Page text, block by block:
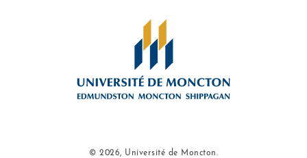
© 2026, Université de Moncton.